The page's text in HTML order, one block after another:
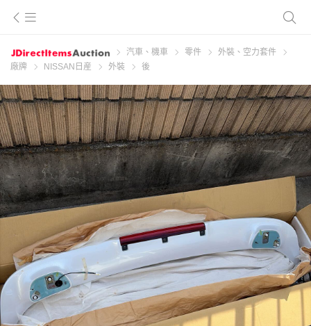
汽車、機車 零件
外裝、空力套件
廠牌
NISSAN日産 外裝 後